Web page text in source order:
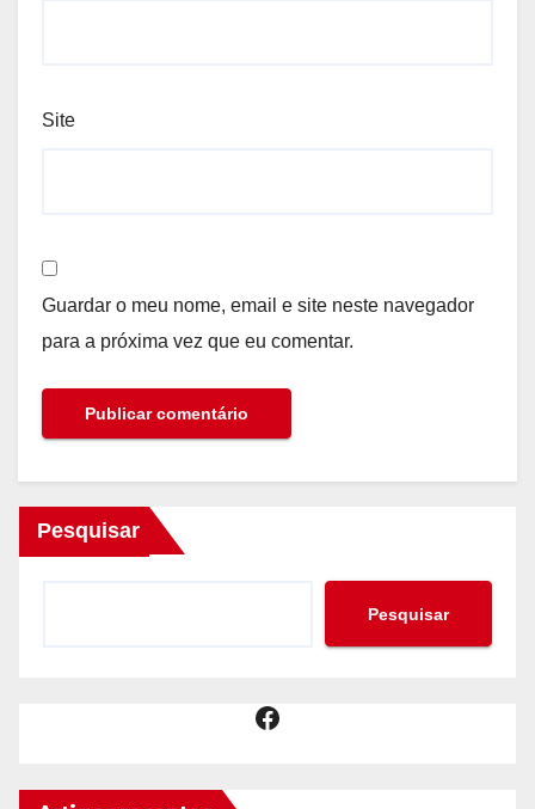
Site
Guardar o meu nome, email e site neste navegador
para a próxima vez que eu comentar.
Pesquisar
Pesquisar
Facebook